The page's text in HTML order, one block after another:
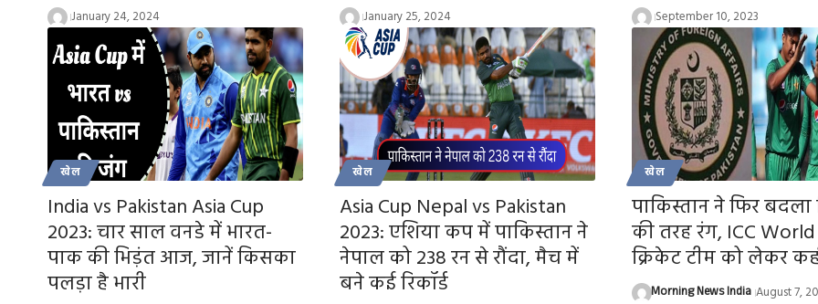
January 24, 2024 January 25, 2024 September 10, 2023
खेल
India vs Pakistan Asia Cup
2023: चार साल वनडे में भारत-
पाक की भिड़ंत आज, जानें किसका
पलड़ा है भारी
खेल
Asia Cup Nepal vs Pakistan
2023: एशिया कप में पाकिस्तान ने
नेपाल को 238 रन से रौंदा, मैच में
बने कई रिकॉर्ड
खेल
पाकिस्तान ने फिर बदला
की तरह रंग, ICC
क्रिकेट टीम को लेकर
Morning News India August 7,